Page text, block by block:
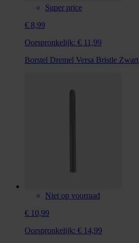
Super price
€ 8,99
Oorspronkelijk: € 11,99
Borstel Dremel Versa Bristle Zwart
Niet op voorraad
€ 10,99
Oorspronkelijk: € 14,99